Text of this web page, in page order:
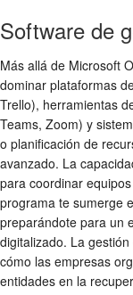
Software de
Más allá de Microsoft
dominar plataformas
Trello), herramientas
Teams, Zoom) y
o planificación de
avanzado. La
para coordinar
programa te sumerge
preparándote para un
digitalizado. La
cómo las empresas
entidades en la